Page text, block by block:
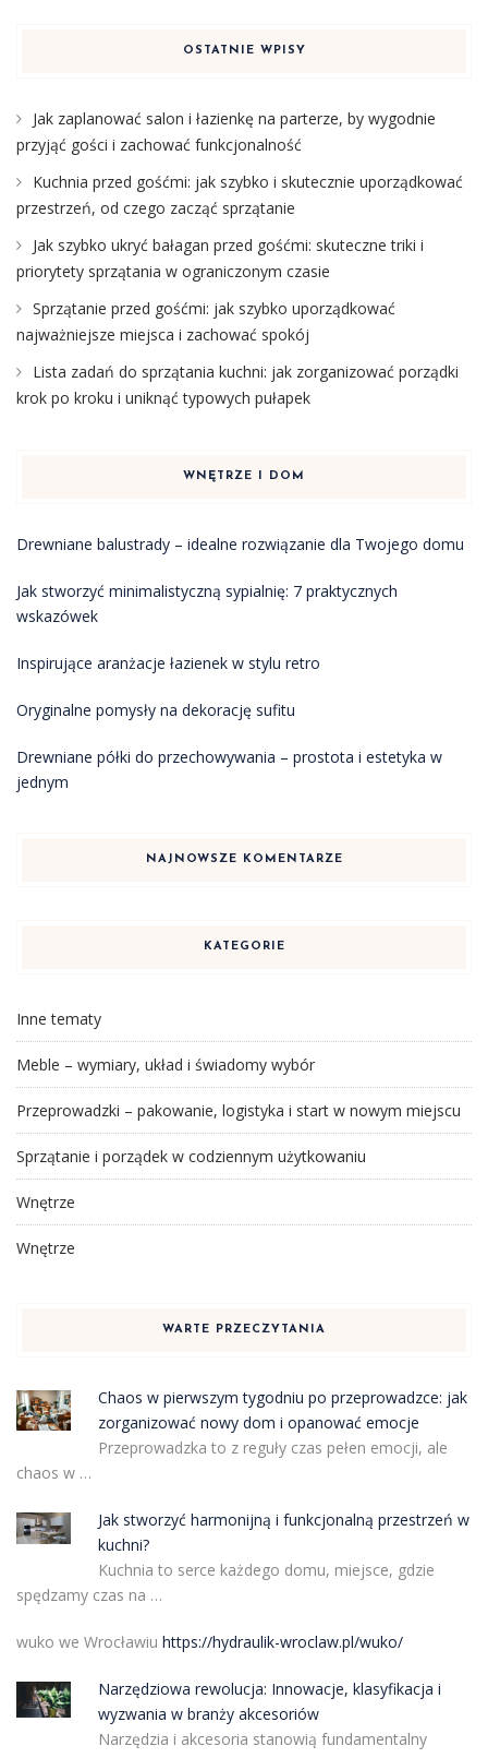
OSTATNIE WPISY
Jak zaplanować salon i łazienkę na parterze, by wygodnie
przyjąć gości i zachować funkcjonalność
Kuchnia przed gośćmi: jak szybko i skutecznie uporządkować
przestrzeń, od czego zacząć sprzątanie
Jak szybko ukryć bałagan przed gośćmi: skuteczne triki i
priorytety sprzątania w ograniczonym czasie
Sprzątanie przed gośćmi: jak szybko uporządkować
najważniejsze miejsca i zachować spokój
Lista zadań do sprzątania kuchni: jak zorganizować porządki
krok po kroku i uniknąć typowych pułapek
WNĘTRZE I DOM
Drewniane balustrady – idealne rozwiązanie dla Twojego domu
Jak stworzyć minimalistyczną sypialnię: 7 praktycznych
wskazówek
Inspirujące aranżacje łazienek w stylu retro
Oryginalne pomysły na dekorację sufitu
Drewniane półki do przechowywania – prostota i estetyka w
jednym
NAJNOWSZE KOMENTARZE
KATEGORIE
Inne tematy
Meble – wymiary, układ i świadomy wybór
Przeprowadzki – pakowanie, logistyka i start w nowym miejscu
Sprzątanie i porządek w codziennym użytkowaniu
Wnętrze
Wnętrze
WARTE PRZECZYTANIA
Chaos w pierwszym tygodniu po przeprowadzce: jak
zorganizować nowy dom i opanować emocje
Przeprowadzka to z reguły czas pełen emocji, ale
chaos w …
Jak stworzyć harmonijną i funkcjonalną przestrzeń w
kuchni?
Kuchnia to serce każdego domu, miejsce, gdzie
spędzamy czas na …
wuko we Wrocławiu https://hydraulik-wroclaw.pl/wuko/
Narzędziowa rewolucja: Innowacje, klasyfikacja i
wyzwania w branży akcesoriów
Narzędzia i akcesoria stanowią fundamentalny